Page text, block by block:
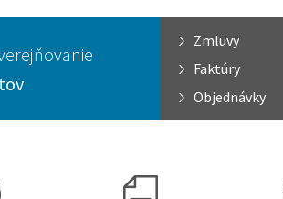
Zmluvy
Faktúry
Objednávky